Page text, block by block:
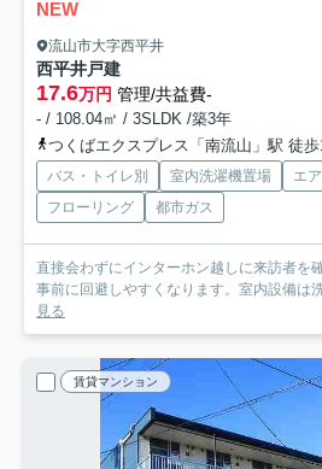
NEW
流山市大字西平井
西平井戸建
17.6万円 管理/共益費-
- / 108.04㎡ / 3SLDK /築3年
つくばエクスプレス「南流山」駅 徒
バス・トイレ別 室内洗濯機置場 エ
フローリング
都市ガス
直接会わずにインターホン越しに来訪者を
事前に回避しやすくなります。室内設備は
見る
賃貸マンション